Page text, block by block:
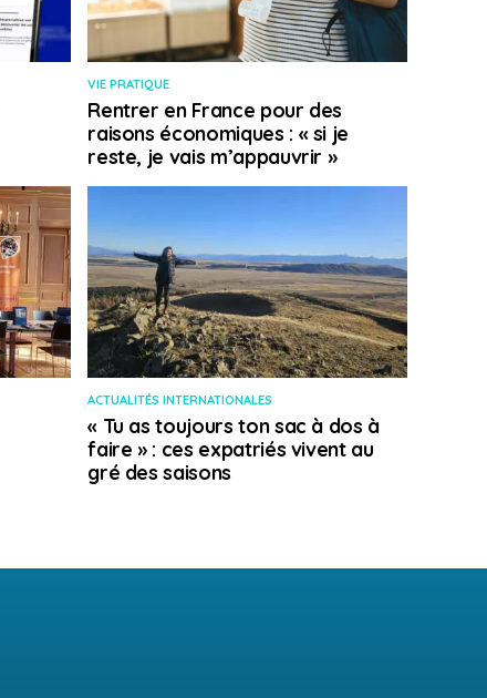
VIE PRATIQUE
Rentrer en France pour des
raisons économiques : « si je
reste, je vais m’appauvrir »
ACTUALITÉS INTERNATIONALES
« Tu as toujours ton sac à dos à
faire » : ces expatriés vivent au
gré des saisons